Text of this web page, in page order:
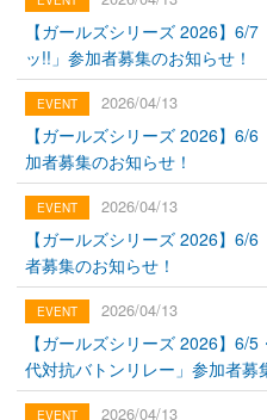
【ガールズシリーズ 2026】6/
ッ!!」参加者募集のお知らせ！
2026/04/13
【ガールズシリーズ 2026】6/
加者募集のお知らせ！
2026/04/13
【ガールズシリーズ 2026】6/
者募集のお知らせ！
2026/04/13
【ガールズシリーズ 2026】6/
代対抗バトンリレー」参加者募
2026/04/13